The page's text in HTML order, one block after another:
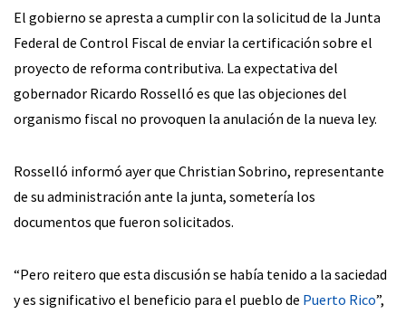
El gobierno se apresta a cumplir con la solicitud de la Junta
Federal de Control Fiscal de enviar la certificación sobre el
proyecto de reforma contributiva. La expectativa del
gobernador Ricardo Rosselló es que las objeciones del
organismo fiscal no provoquen la anulación de la nueva ley.
Rosselló informó ayer que Christian Sobrino, representante
de su administración ante la junta, sometería los
documentos que fueron solicitados.
“Pero reitero que esta discusión se había tenido a la saciedad
y es significativo el beneficio para el pueblo de Puerto Rico”,